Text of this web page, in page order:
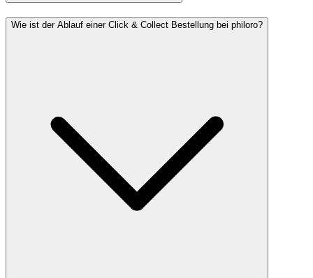
Wie ist der Ablauf einer Click & Collect Bestellung bei philoro?